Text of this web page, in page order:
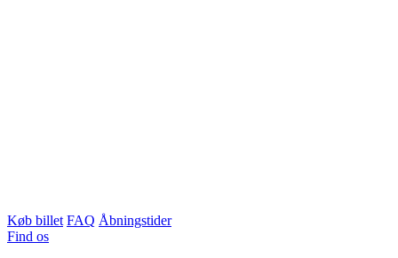
Køb billet FAQ Åbningstider
Find os